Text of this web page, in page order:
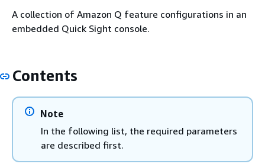
A collection of Amazon Q feature configurations in an
embedded Quick Sight console.
Contents
Note
In the following list, the required parameters
are described first.